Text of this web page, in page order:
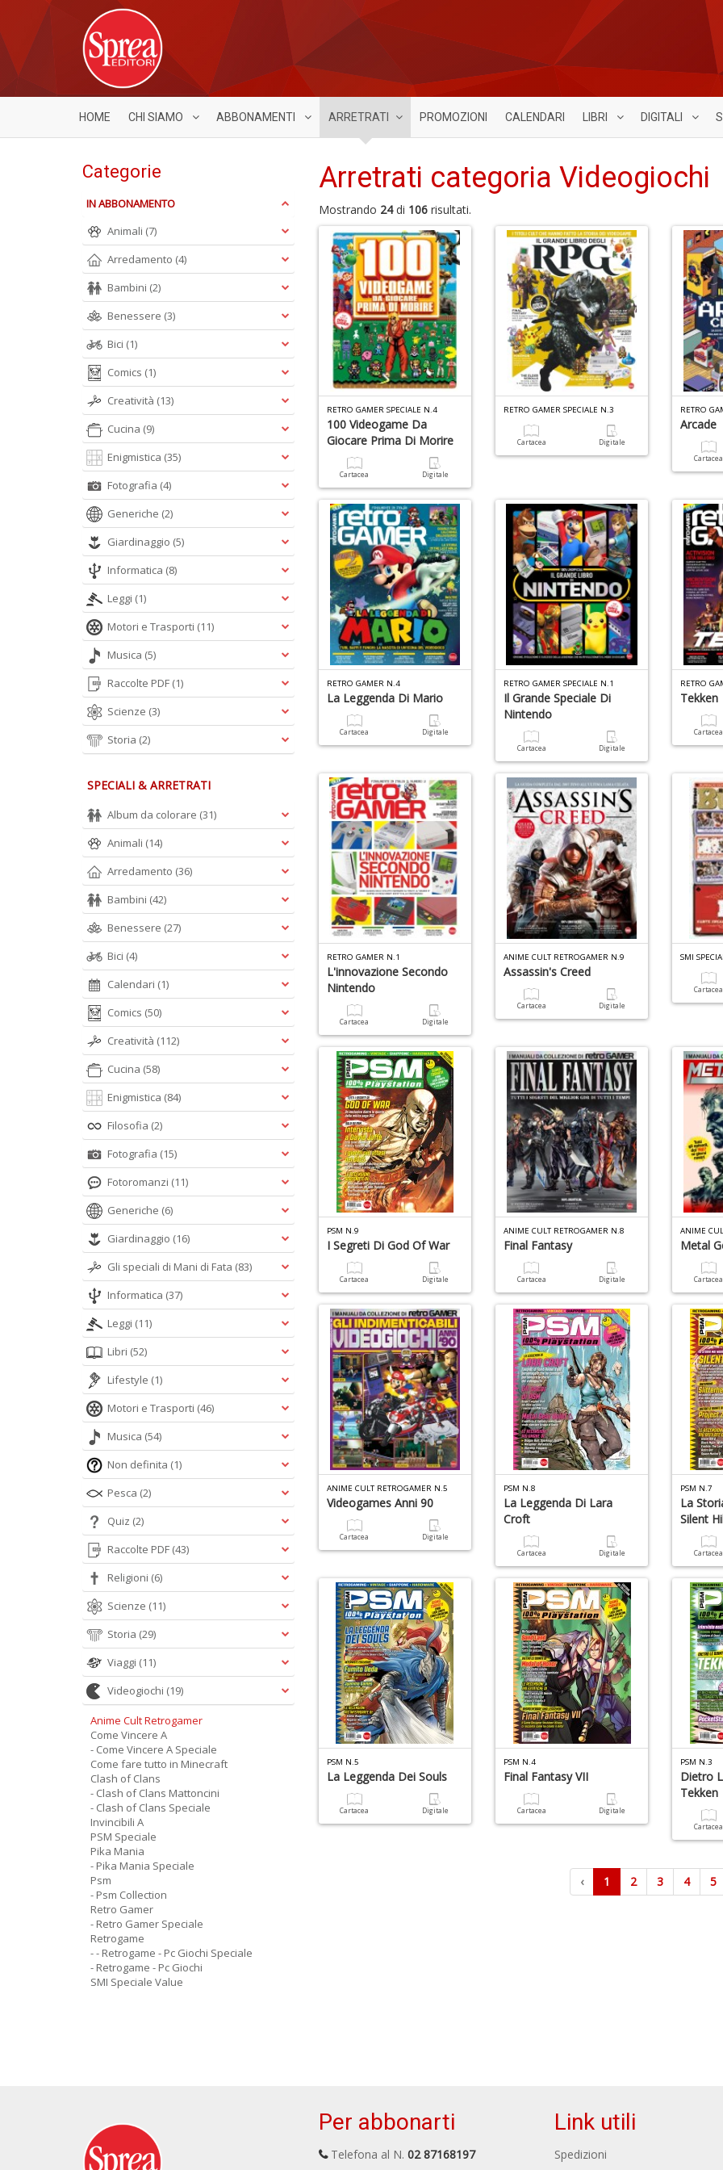
HOME CHI SIAMO ABBONAMENTI ARRETRATI PROMOZIONI CALENDARI LIBRI DIGITALI
Arretrati categoria Videogiochi
Mostrando 24di 106risultati.
RETRO GAMER SPECIALE N.4
100 Videogame Da
Giocare Prima Di Morire
Cartacea Digitale
RETRO GAMER SPECIALE N.3
Cartacea Digitale
RETRO
Arcade
Cartacea
RETRO GAMER N.4
La Leggenda Di Mario
Cartacea Digitale
RETRO GAMER SPECIALE N.1
Il Grande Speciale Di
Nintendo
Cartacea Digitale
RETRO
Tekken
Cartacea
RETRO GAMER N.1
L'innovazione Secondo
Nintendo
Cartacea Digitale
ANIME CULT RETROGAMER N.9
Assassin's Creed
Cartacea Digitale
SMI
Cartacea
PSM N.9
I Segreti Di God Of War
Cartacea Digitale
ANIME CULT RETROGAMER N.8
Final Fantasy
Cartacea Digitale
ANIME
Metal
Cartacea
ANIME CULT RETROGAMER N.5
Videogames Anni 90
Cartacea Digitale
PSM N.8
La Leggenda Di Lara
Croft
Cartacea Digitale
PSM N.7
La
Silent
Cartacea
PSM N.5
La Leggenda Dei Souls
Cartacea Digitale
PSM N.4
Final Fantasy VII
Cartacea Digitale
PSM N.3
Dietro
Tekken
Cartacea
‹ 1 2 3 4 5
Categorie
IN ABBONAMENTO
Animali (7)
Arredamento (4)
Bambini (2)
Benessere (3)
Bici (1)
Comics (1)
Creatività (13)
Cucina (9)
Enigmistica (35)
Fotografia (4)
Generiche (2)
Giardinaggio (5)
Informatica (8)
Leggi (1)
Motori e Trasporti (11)
Musica (5)
Raccolte PDF (1)
Scienze (3)
Storia (2)
SPECIALI & ARRETRATI
Album da colorare (31)
Animali (14)
Arredamento (36)
Bambini (42)
Benessere (27)
Bici (4)
Calendari (1)
Comics (50)
Creatività (112)
Cucina (58)
Enigmistica (84)
Filosofia (2)
Fotografia (15)
Fotoromanzi (11)
Generiche (6)
Giardinaggio (16)
Gli speciali di Mani di Fata (83)
Informatica (37)
Leggi (11)
Libri (52)
Lifestyle (1)
Motori e Trasporti (46)
Musica (54)
Non definita (1)
Pesca (2)
Quiz (2)
Raccolte PDF (43)
Religioni (6)
Scienze (11)
Storia (29)
Viaggi (11)
Videogiochi (19)
Anime Cult Retrogamer
Come Vincere A
- Come Vincere A Speciale
Come fare tutto in Minecraft
Clash of Clans
- Clash of Clans Mattoncini
- Clash of Clans Speciale
Invincibili A
PSM Speciale
Pika Mania
- Pika Mania Speciale
Psm
- Psm Collection
Retro Gamer
- Retro Gamer Speciale
Retrogame
- - Retrogame - Pc Giochi Speciale
- Retrogame - Pc Giochi
SMI Speciale Value
Per abbonarti
Telefona al N. 02 87168197
Link utili
Spedizioni